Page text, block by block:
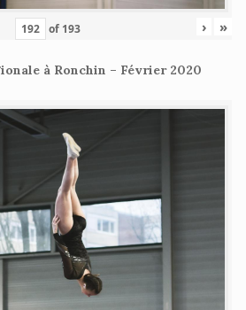
of 193 › »
à Ronchin – Février 2020